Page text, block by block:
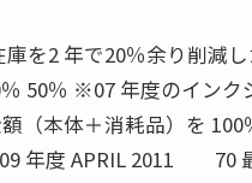
を2 年で20％余り削減し
50％ ※07 年度のインク
（本体＋消耗品）を 100
09 年度 APRIL 2011 70